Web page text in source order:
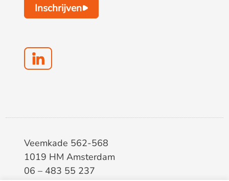
Inschrijven
Veemkade 562-568
1019 HM Amsterdam
06 – 483 55 237